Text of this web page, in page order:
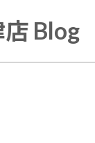
Blog